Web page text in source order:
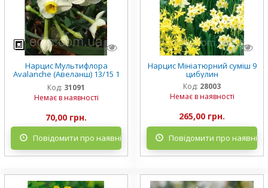
Нарцис Мультифлора
Avalanche (Авеланш) 13/15 1
шт./уп.
Код: 31091
Немає в наявності
70,00 грн.
Повідомити про наявність
Нарцис Мініатюрний суміш 9
цибулин
Код: 28003
Немає в наявності
265,00 грн.
Повідомити про